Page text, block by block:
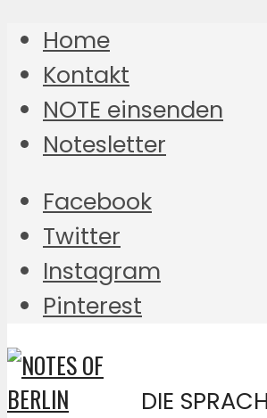
Home
Kontakt
NOTE einsenden
Notesletter
Facebook
Twitter
Instagram
Pinterest
DIE